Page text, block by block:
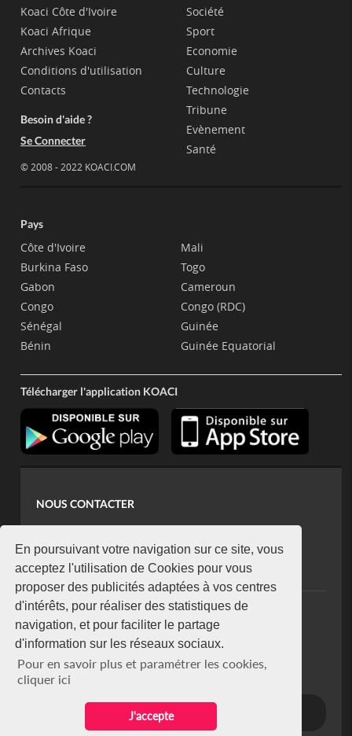
En poursuivant votre navigation sur ce site, vous
acceptez l'utilisation de Cookies pour vous
proposer des publicités adaptées à vos centres
d'intérêts, pour réaliser des statistiques de
navigation, et pour faciliter le partage
d'information sur les réseaux sociaux.
Pour en savoir plus et paramétrer les cookies,
cliquer ici
J'accepte
Koaci Côte d'Ivoire
Koaci Afrique
Archives Koaci
Conditions d'utilisation
Contacts
Besoin d'aide ?
Se Connecter
© 2008 - 2022 KOACI.COM
Société
Sport
Economie
Culture
Technologie
Tribune
Evènement
Santé
Pays
Côte d'Ivoire
Burkina Faso
Gabon
Congo
Sénégal
Bénin
Mali
Togo
Cameroun
Congo (RDC)
Guinée
Guinée Equatorial
Télécharger l'application KOACI
NOUS CONTACTER
koaci@yahoo.fr
+225 07 08 85 52 93
NEWSLETTER
Restez connecté via notre newsletter
S'abonner
Se désabonner